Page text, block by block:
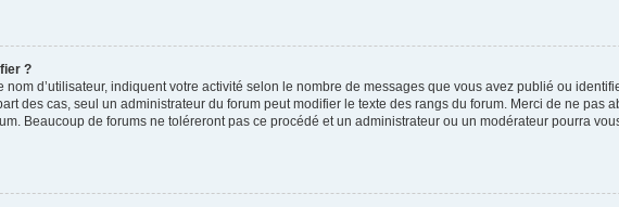
?
d’utilisateur, indiquent votre activité selon le nombre de messages que vous avez publié ou
des cas, seul un administrateur du forum peut modifier le texte des rangs du forum. Merci de ne pas
Beaucoup de forums ne toléreront pas ce procédé et un administrateur ou un modérateur pourra